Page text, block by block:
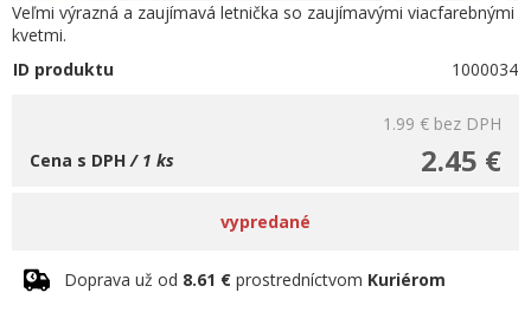
Veľmi výrazná a zaujímavá letnička so zaujímavými viacfarebnými
kvetmi.
ID produktu
1000034
1.99 € bez DPH
2.45 €
Cena s DPH/ 1 ks
vypredané
Doprava už od 8.61 € prostredníctvom Kuriérom